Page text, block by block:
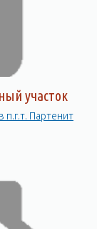
участок
Продам Земельный участок 5 сот. Алушта в п.г.т. Партенит